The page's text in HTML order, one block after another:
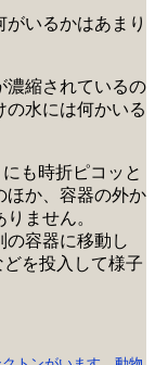
いるかはあまり
濃縮されているの
の水には何かいる
も時折ピコッと
ほか、容器の外か
ません。
の容器に移動し
を投入して様子